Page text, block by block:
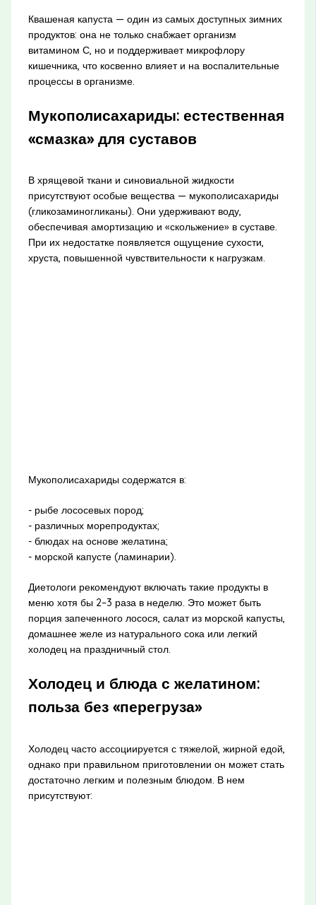
Квашеная капуста — один из самых доступных зимних
продуктов: она не только снабжает организм
витамином С, но и поддерживает микрофлору
кишечника, что косвенно влияет и на воспалительные
процессы в организме.
Мукополисахариды: естественная
«смазка» для суставов
В хрящевой ткани и синовиальной жидкости
присутствуют особые вещества — мукополисахариды
(гликозаминогликаны). Они удерживают воду,
обеспечивая амортизацию и «скольжение» в суставе.
При их недостатке появляется ощущение сухости,
хруста, повышенной чувствительности к нагрузкам.
Мукополисахариды содержатся в:
- рыбе лососевых пород;
- различных морепродуктах;
- блюдах на основе желатина;
- морской капусте (ламинарии).
Диетологи рекомендуют включать такие продукты в
меню хотя бы 2–3 раза в неделю. Это может быть
порция запеченного лосося, салат из морской капусты,
домашнее желе из натурального сока или легкий
холодец на праздничный стол.
Холодец и блюда с желатином:
польза без «перегруза»
Холодец часто ассоциируется с тяжелой, жирной едой,
однако при правильном приготовлении он может стать
достаточно легким и полезным блюдом. В нем
присутствуют: